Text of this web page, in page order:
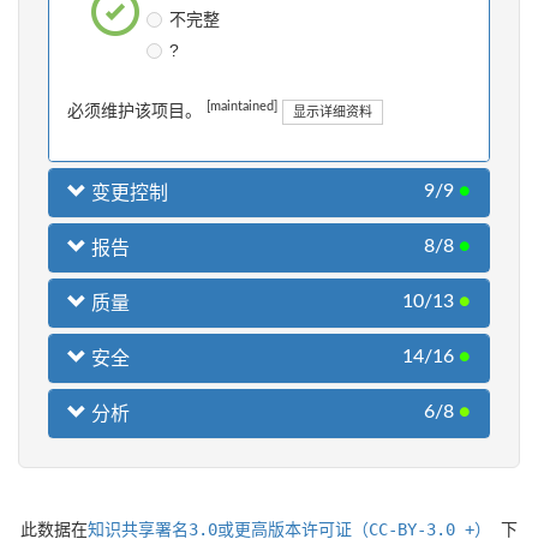
不完整
?
必须维护该项目。 [maintained] 显示详细资料
变更控制 9/9 ●
报告 8/8 ●
质量 10/13 ●
安全 14/16 ●
分析 6/8 ●
此数据在知识共享署名3.0或更高版本许可证（CC-BY-3.0 +） 下